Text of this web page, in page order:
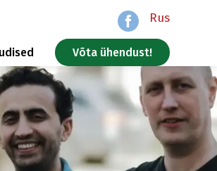
Rus
Võta ühendust!